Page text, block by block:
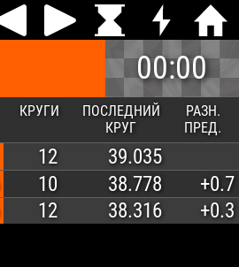
00:00
КРУГИ
ПОСЛЕДНИЙ
КРУГ
РАЗН.
ПРЕД.
12
39.035
10 38.778
+0.7
12 38.316 +0.3